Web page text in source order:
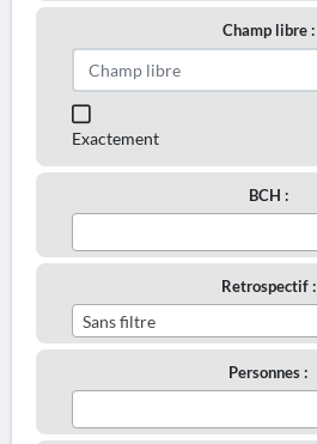
Champ libre :
Exactement
BCH :
Retrospectif :
Sans filtre
Personnes :